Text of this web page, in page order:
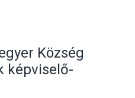
Község
képviselő-